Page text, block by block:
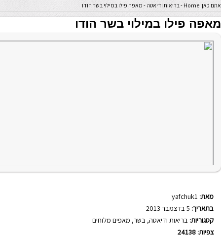
אתם כאן: Home
-בריאות ודיאטה - מאפה פילו במילוי בשר הודו
מאפה פילו במילוי בשר הודו
מאת: yafchuk1
בתאריך:
קטגוריות: בריאות ודיאטה, בשר, מאפים מלוחים
צפיות: 24138